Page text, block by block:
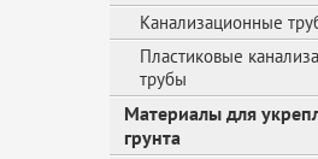
Канализационные
Пластиковые
трубы
Материалы для
грунта